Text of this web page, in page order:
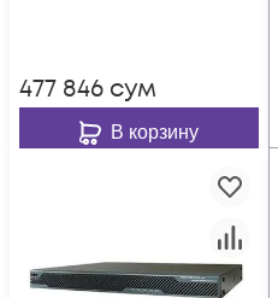
477 846 сум
В корзину